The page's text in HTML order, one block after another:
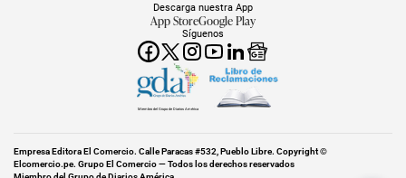
Síguenos
Descarga nuestra App
App StoreGoogle Play
Miembro del Grupo de Diarios América
Empresa Editora El Comercio. Calle Paracas #532, Pueblo Libre. Copyright ©
Elcomercio.pe. Grupo El Comercio — Todos los derechos reservados